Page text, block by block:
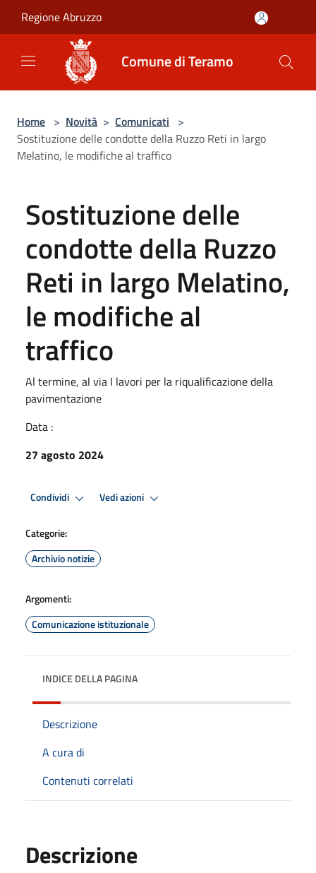
Regione Abruzzo
Comune di Teramo
Home > Novità > Comunicati >
Sostituzione delle condotte della Ruzzo Reti in largo
Melatino, le modifiche al traffico
Sostituzione delle
condotte della Ruzzo
Reti in largo Melatino,
le modifiche al
traffico
Al termine, al via I lavori per la riqualificazione della
pavimentazione
Data :
27 agosto 2024
Condividi Vedi azioni
Categorie:
Archivio notizie
Argomenti:
Comunicazione istituzionale
INDICE DELLA PAGINA
Descrizione
A cura di
Contenuti correlati
Descrizione